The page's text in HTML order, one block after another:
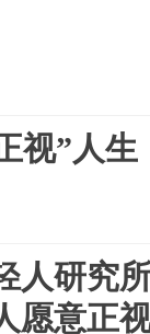
视”人生
人研究
愿意正